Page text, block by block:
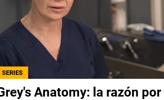
SERIES
Anatomy: la razón por